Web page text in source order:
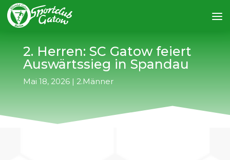
2. Herren: SC Gatow feiert
Auswärtssieg in Spandau
Mai 18, 2026| 2.Männer